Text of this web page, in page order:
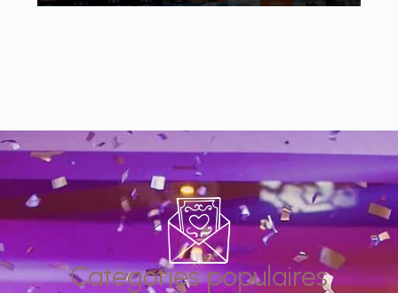
Catégories populaires